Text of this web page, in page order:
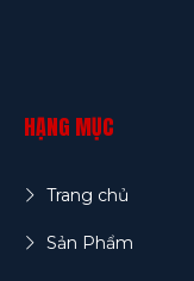
HẠNG MỤC
Trang chủ
Sản Phẩm